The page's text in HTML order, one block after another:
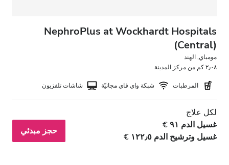
NephroPlus at Wockhardt Hospitals
(Central)
مومباي, الهند
٢٫٠٨ كم من مركز المدينة
المرطبات شبكة واي فاي مجانيّة شاشات تلفزيون
لكل علاج
غسيل الدم ٩١ €
غسيل وترشيح الدم ١٢٢٫٥ €
حجز مبدئي